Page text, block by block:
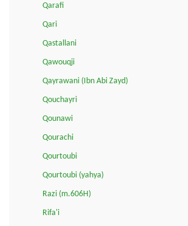
Qarafi
Qari
Qastallani
Qawouqji
Qayrawani (Ibn Abi Zayd)
Qouchayri
Qounawi
Qourachi
Qourtoubi
Qourtoubi (yahya)
Razi (m.606H)
Rifa'i